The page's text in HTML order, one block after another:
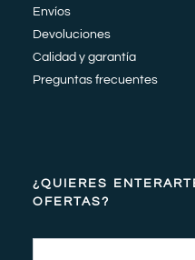
Envíos
Devoluciones
Calidad y garantía
Preguntas frecuentes
¿QUIERES
OFERTAS?